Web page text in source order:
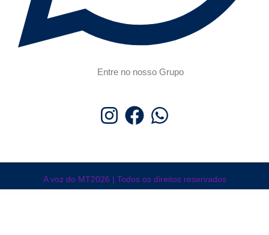
Entre no nosso Grupo
A voz do MT2026 | Todos os direitos reservados